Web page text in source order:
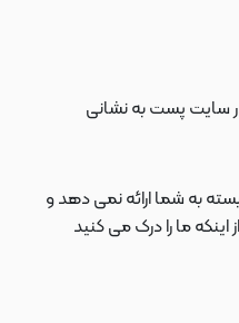
به شما ارائه نمی دهد و
ما را درک می کنید